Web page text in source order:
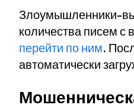
Злоумышленники-
количества писем
перейти по ним.
автоматически